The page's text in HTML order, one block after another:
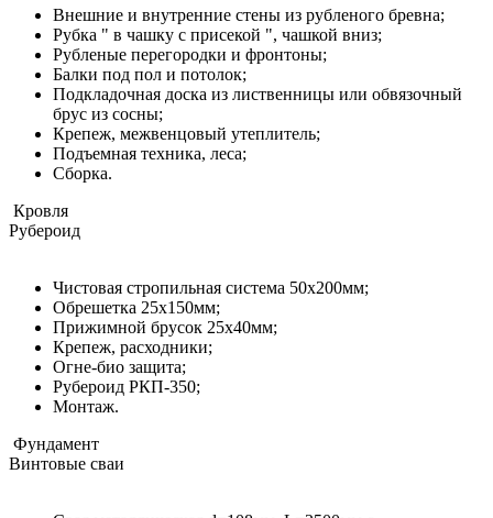
Внешние и внутренние стены из рубленого бревна;
Рубка " в чашку с присекой ", чашкой вниз;
Рубленые перегородки и фронтоны;
Балки под пол и потолок;
Подкладочная доска из лиственницы или обвязочный
брус из сосны;
Крепеж, межвенцовый утеплитель;
Подъемная техника, леса;
Сборка.
Кровля
Рубероид
Чистовая стропильная система 50х200мм;
Обрешетка 25х150мм;
Прижимной брусок 25х40мм;
Крепеж, расходники;
Огне-био защита;
Рубероид РКП-350;
Монтаж.
Фундамент
Винтовые сваи